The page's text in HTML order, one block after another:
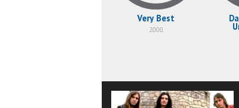
Very Best
2000